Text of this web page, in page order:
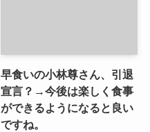
早食いの小林尊さん、引退
宣言？→今後は楽しく食事
ができるようになると良い
ですね。